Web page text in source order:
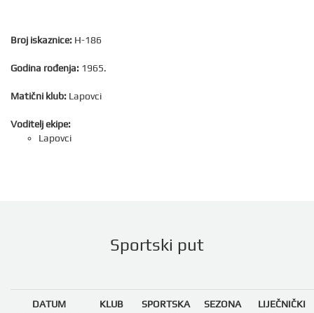
Broj iskaznice: H-186
Godina rođenja: 1965.
Matični klub: Lapovci
Voditelj ekipe:
Lapovci
Sportski put
DATUM
KLUB
SPORTSKA
SEZONA
LIJEČNIČKI